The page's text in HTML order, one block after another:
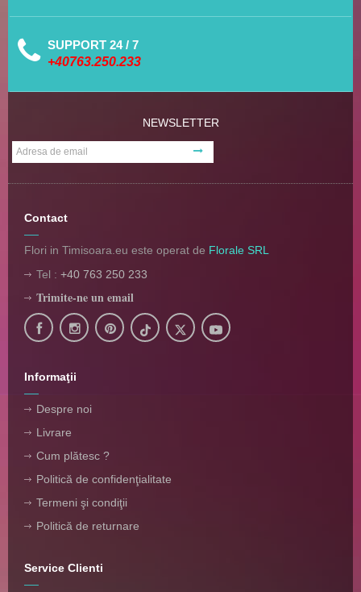
SUPPORT 24 / 7
+40763.250.233
NEWSLETTER
Contact
Flori in Timisoara.eu este operat de Florale SRL
Tel : +40 763 250 233
Trimite-ne un email
Informaţii
Despre noi
Livrare
Cum plătesc ?
Politică de confidenţialitate
Termeni şi condiţii
Politică de returnare
Service Clienti